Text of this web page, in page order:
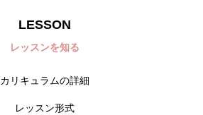
LESSON
レッスンを知る
カリキュラムの詳細
レッスン形式